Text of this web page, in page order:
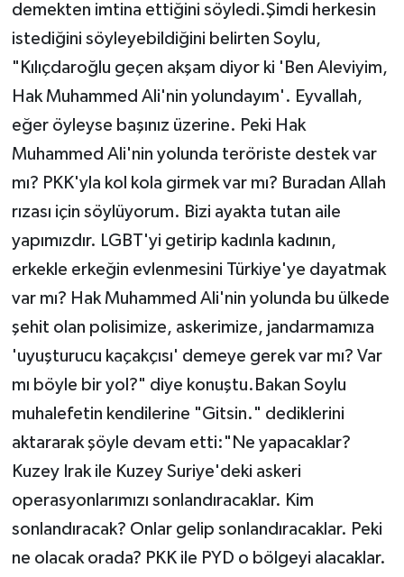
demekten imtina ettiğini söyledi.Şimdi herkesin
istediğini söyleyebildiğini belirten Soylu,
"Kılıçdaroğlu geçen akşam diyor ki 'Ben Aleviyim,
Hak Muhammed Ali'nin yolundayım'. Eyvallah,
eğer öyleyse başınız üzerine. Peki Hak
Muhammed Ali'nin yolunda teröriste destek var
mı? PKK'yla kol kola girmek var mı? Buradan Allah
rızası için söylüyorum. Bizi ayakta tutan aile
yapımızdır. LGBT'yi getirip kadınla kadının,
erkekle erkeğin evlenmesini Türkiye'ye dayatmak
var mı? Hak Muhammed Ali'nin yolunda bu ülkede
şehit olan polisimize, askerimize, jandarmamıza
'uyuşturucu kaçakçısı' demeye gerek var mı? Var
mı böyle bir yol?" diye konuştu.Bakan Soylu
muhalefetin kendilerine "Gitsin." dediklerini
aktararak şöyle devam etti:"Ne yapacaklar?
Kuzey Irak ile Kuzey Suriye'deki askeri
operasyonlarımızı sonlandıracaklar. Kim
sonlandıracak? Onlar gelip sonlandıracaklar. Peki
ne olacak orada? PKK ile PYD o bölgeyi alacaklar.